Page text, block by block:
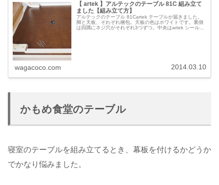
【 artek 】アルテックのテーブル 81C 組み立て
ました【組み立て方】
アルテックのテーブル 81Cartek テーブルが届きました。
脚と天板、それぞれ梱包。天板の色はホワイトです。裏側
は四隅にネジ穴がそれぞれ3つずつ。中央はartek シールと
wagacoco.com 2014.03.10
かもめ食堂のテーブル
寝室のテーブルを組み立てるとき、幕板を付けるかどうか
でかなり悩みました。